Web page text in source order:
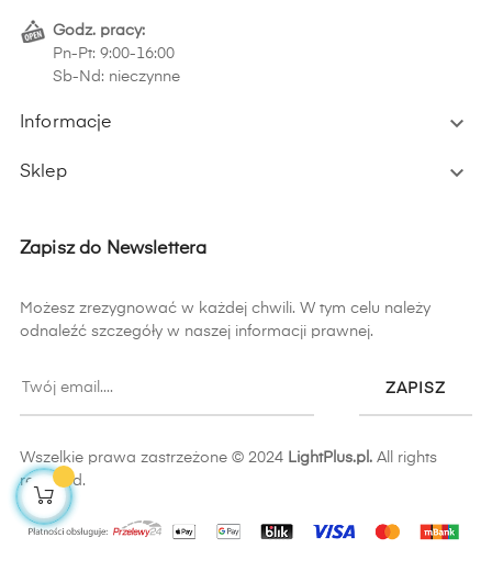
Godz. pracy:
Pn-Pt: 9:00-16:00
Sb-Nd: nieczynne
Informacje 
Sklep 
Zapisz do Newslettera
Możesz zrezygnować w każdej chwili. W tym celu należy
odnaleźć szczegóły w naszej informacji prawnej.
ZAPISZ
Wszelkie prawa zastrzeżone © 2024 LightPlus.pl. All rights
reserved.